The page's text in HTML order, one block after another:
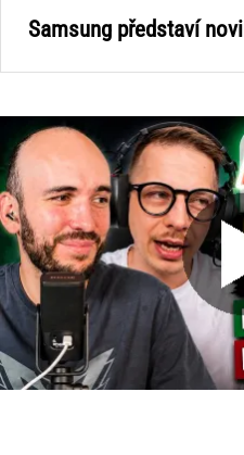
Samsung představí